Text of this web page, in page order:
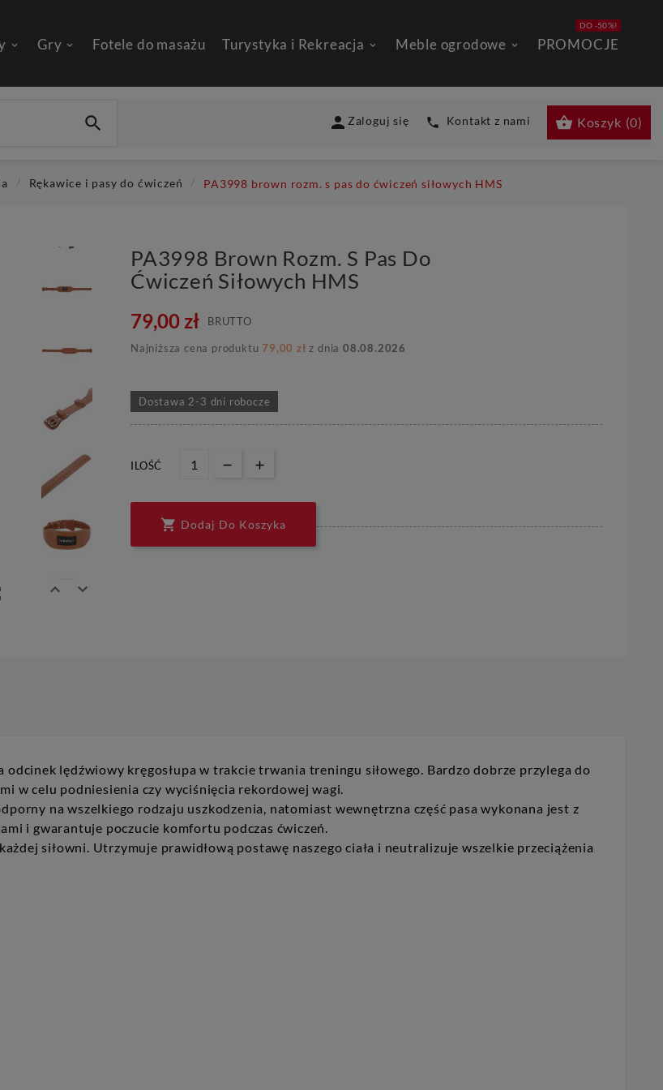
Gry Fotele do masażu Turystyka i Rekreacja Meble ogrodowe PROMOCJE
DO -50%!
  Zaloguj się  Kontakt z nami  Koszyk (0)
Rękawice i pasy do ćwiczeń PA3998 brown rozm. s pas do ćwiczeń siłowych HMS
 
PA3998 Brown Rozm. S Pas Do
Ćwiczeń Siłowych HMS
79,00 zł BRUTTO
Najniższa cena produktu79,00 zł z dnia08.08.2026
Dostawa 2-3 dni robocze
ILOŚĆ
 Dodaj Do Koszyka
lędźwiowy kręgosłupa w trakcie trwania treningu siłowego. Bardzo dobrze przylega do
w celu podniesienia czy wyciśnięcia rekordowej wagi.
na wszelkiego rodzaju uszkodzenia, natomiast wewnętrzna część pasa wykonana jest z
i gwarantuje poczucie komfortu podczas ćwiczeń.
siłowni. Utrzymuje prawidłową postawę naszego ciała i neutralizuje wszelkie przeciążenia